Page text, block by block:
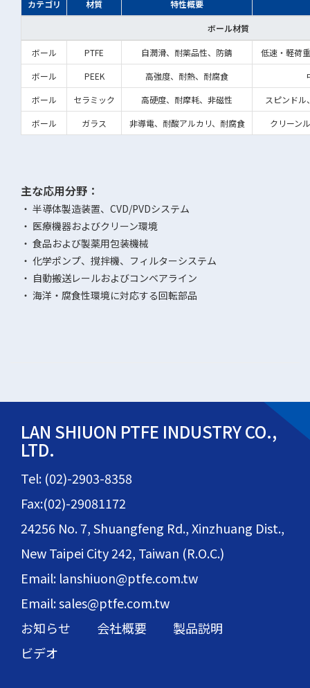
カテゴリ 材質 特性概要
ボール材質
ボール PTFE 自潤滑、耐薬品性、防錆
低速・軽荷
ボール
PEEK 高強度、耐熱、耐腐食
ボール
セラミック 高硬度、耐摩耗、非磁性
スピンド
ボール
ガラス 非導電、耐酸アルカリ、耐腐食 クリーン
主な応用分野：
・ 半導体製造装置、CVD/PVDシステム
・ 医療機器およびクリーン環境
・ 食品および製薬用包装機械
・ 化学ポンプ、撹拌機、フィルターシステム
・ 自動搬送レールおよびコンベアライン
・ 海洋・腐食性環境に対応する回転部品
LAN SHIUON PTFE INDUSTRY CO.,
LTD.
Tel: (02)-2903-8358
Fax:(02)-29081172
24256 No. 7, Shuangfeng Rd., Xinzhuang Dist.,
New Taipei City 242, Taiwan (R.O.C.)
Email: lanshiuon@ptfe.com.tw
Email: sales@ptfe.com.tw
お知らせ
会社概要
製品説明
ビデオ